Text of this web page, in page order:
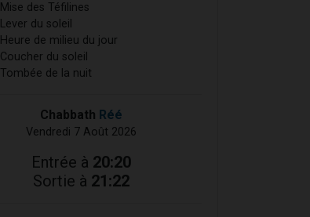
Mise des Téfilines
Lever du soleil
Heure de milieu du jour
Coucher du soleil
Tombée de la nuit
Chabbath Réé
Vendredi 7 Août 2026
Entrée à 20:20
Sortie à 21:22